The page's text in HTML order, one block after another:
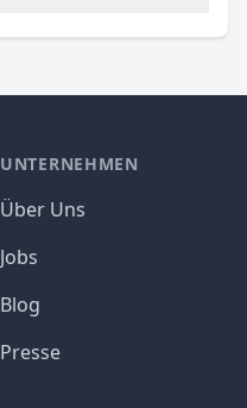
UNTERNEHMEN
Über Uns
Jobs
Blog
Presse